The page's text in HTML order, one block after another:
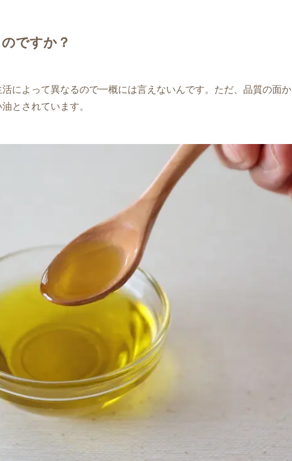
ですか？
によって異なるので一概には言えないんです。ただ、品質の面か
とされています。